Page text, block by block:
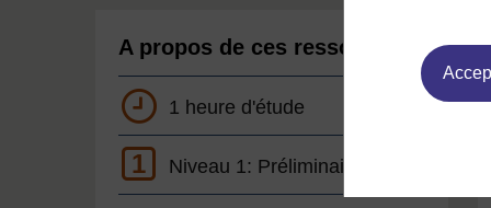
A propos de ces ressources
1 heure d'étude
1 Niveau 1: Préliminaire